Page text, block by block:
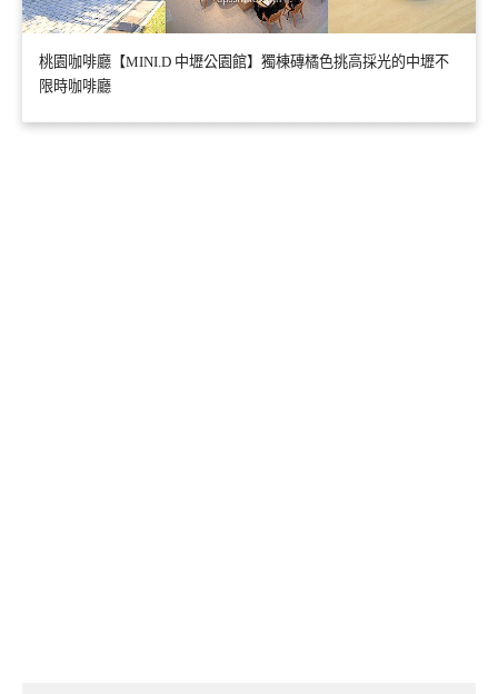
桃園咖啡廳【MINI.D 中壢公園館】獨棟磚橘色挑高採光的中壢不
限時咖啡廳